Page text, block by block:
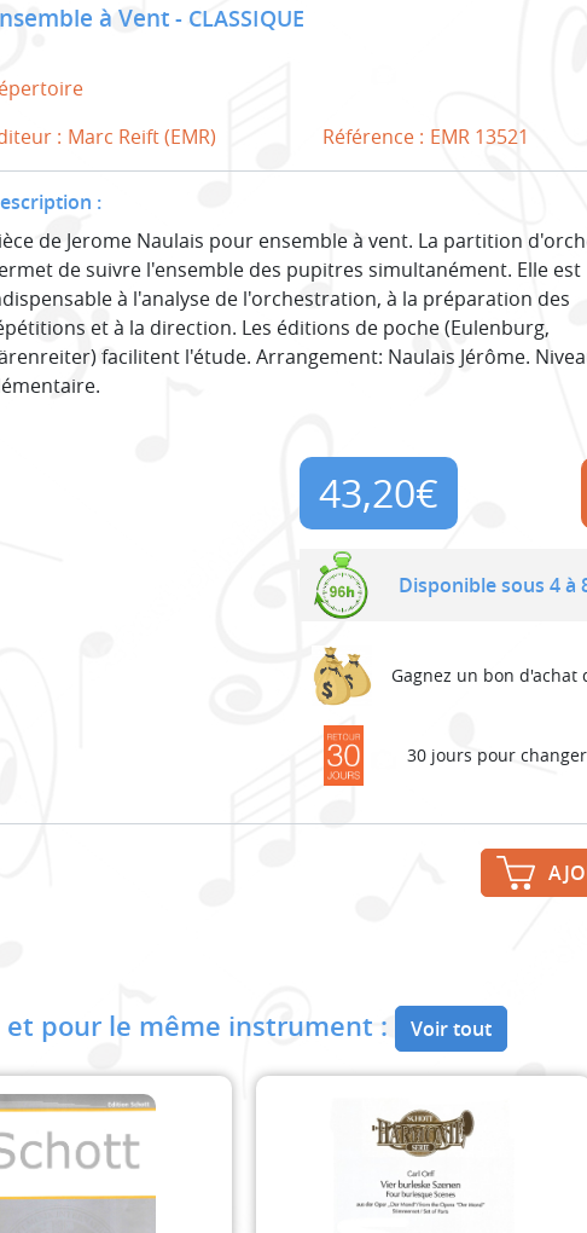
à Vent CLASSIQUE
: Marc Reift (EMR) Référence : EMR 13521
:
de Jerome Naulais pour ensemble à vent. La partition
de suivre l'ensemble des pupitres simultanément. Elle est
à l'analyse de l'orchestration, à la préparation des
et à la direction. Les éditions de poche (Eulenburg,
facilitent l'étude. Arrangement: Naulais Jérôme.
43,20€
Disponible sous 4 à
Gagnez un bon d'achat
30 jours pour
et pour le même instrument : Voir tout